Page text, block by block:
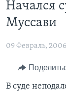
основной
контент
Перейти
навигации
Перейти
НОВОСТИ ЗА
ИТОГИ
ПОЧЕМУ ЭТО
ПРОЕКТЫ
УЧИМ
НАША
А КАК В
ЭКСПЕРТИЗА
ИНТЕРВЬЮ
ФАКТЫ
Начался
Муссави
09 Февраль,
В суде